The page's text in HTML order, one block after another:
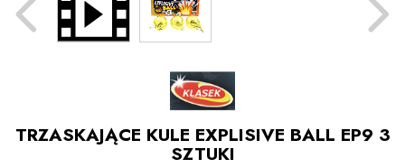
TRZASKAJĄCE KULE EXPLISIVE BALL EP9 3
SZTUKI